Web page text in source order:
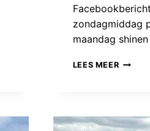
zondagmiddag
maandag
LEES MEER
WEER